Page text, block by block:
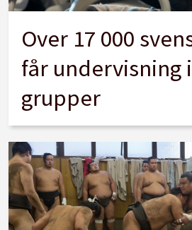
Over 17 000
får undervisning
grupper